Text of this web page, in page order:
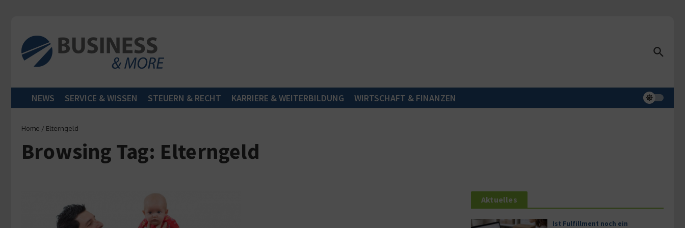
NEWS SERVICE & WISSEN STEUERN & RECHT KARRIERE & WEITERBILDUNG WIRTSCHAFT & FINANZEN
Home / Elterngeld
Browsing Tag: Elterngeld
Aktuelles
Ist Fulfillment noch ein